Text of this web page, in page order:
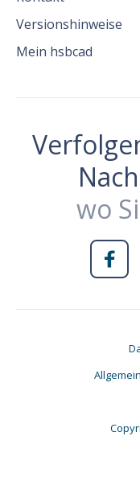
Versionshinweise
Mein hsbcad
wo
